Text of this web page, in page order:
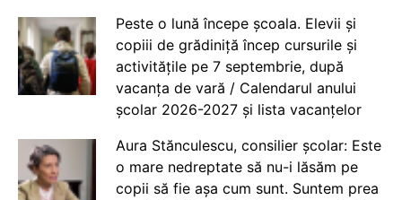
Peste o lună începe școala. Elevii și
copiii de grădiniță încep cursurile și
activitățile pe 7 septembrie, după
vacanța de vară / Calendarul anului
școlar 2026-2027 și lista vacanțelor
Aura Stănculescu, consilier școlar: Este
o mare nedreptate să nu-i lăsăm pe
copii să fie așa cum sunt. Suntem prea